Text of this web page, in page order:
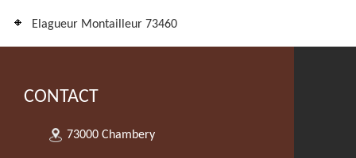
Elagueur Montailleur 73460
CONTACT
73000 Chambery